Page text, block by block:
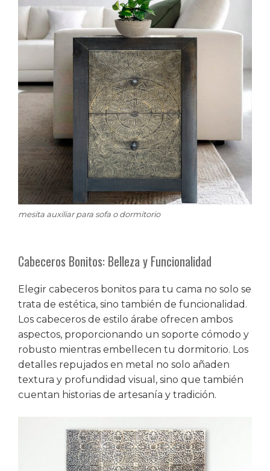
mesita auxiliar para sofa o dormitorio
Cabeceros Bonitos: Belleza y Funcionalidad
Elegir cabeceros bonitos para tu cama no solo se
trata de estética, sino también de funcionalidad.
Los cabeceros de estilo árabe ofrecen ambos
aspectos, proporcionando un soporte cómodo y
robusto mientras embellecen tu dormitorio. Los
detalles repujados en metal no solo añaden
textura y profundidad visual, sino que también
cuentan historias de artesanía y tradición.